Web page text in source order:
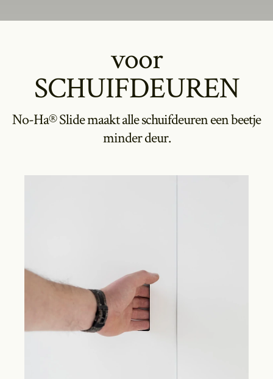
voor
SCHUIFDEUREN
No-Ha® Slide maakt alle schuifdeuren een beetje
minder deur.